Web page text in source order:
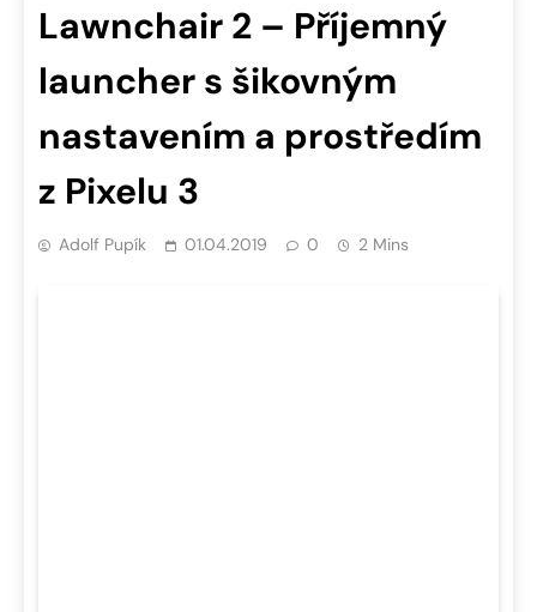
Lawnchair 2 – Příjemný
launcher s šikovným
nastavením a prostředím
z Pixelu 3
Adolf Pupík 01.04.2019 0 2 Mins